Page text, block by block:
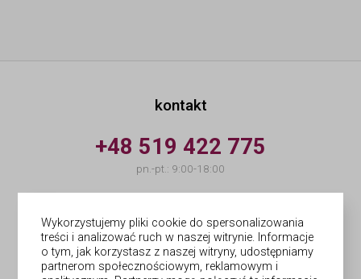
kontakt
+48 519 422 775
pn.-pt.: 9:00-18:00
© Forges | wykonanie Netergo
Wykorzystujemy pliki cookie do spersonalizowania
treści i analizować ruch w naszej witrynie. Informacje
o tym, jak korzystasz z naszej witryny, udostępniamy
partnerom społecznościowym, reklamowym i